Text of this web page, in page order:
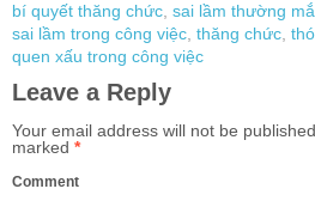
bí quyết thăng chức sai lầm thường
sai lầm trong công việc thăng chức
quen xấu trong công việc
Leave a Reply
Your email address will not be published.
marked *
Comment